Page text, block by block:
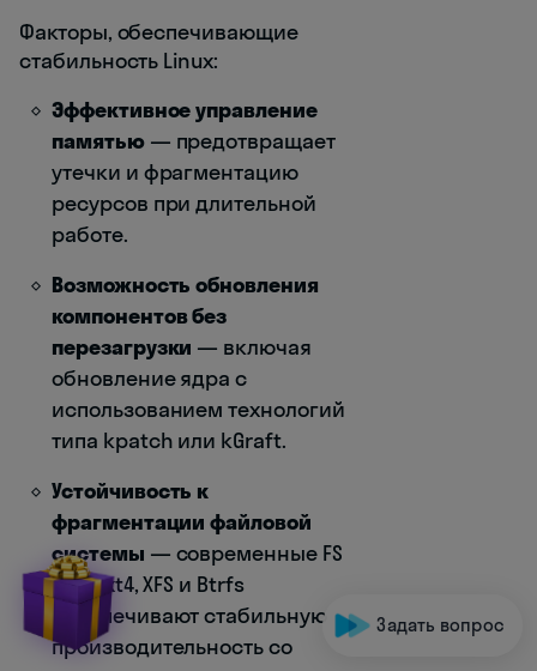
Факторы, обеспечивающие
стабильность Linux:
Эффективное управление
памятью— предотвращает
утечки и фрагментацию
ресурсов при длительной
работе.
Возможность обновления
компонентов без
перезагрузки — включая
обновление ядра с
использованием технологий
типа kpatch или kGraft.
Устойчивость к
фрагментации файловой
системы — современные FS
как ext4, XFS и Btrfs
обеспечивают стабильную
производительность со
Задать вопрос